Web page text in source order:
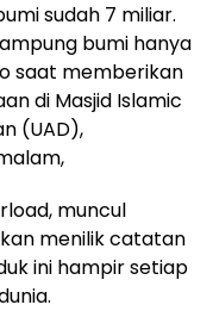
sudah 7 miliar.
bumi hanya
saat memberikan
di Masjid Islamic
(UAD),
muncul
menilik catatan
ini hampir setiap